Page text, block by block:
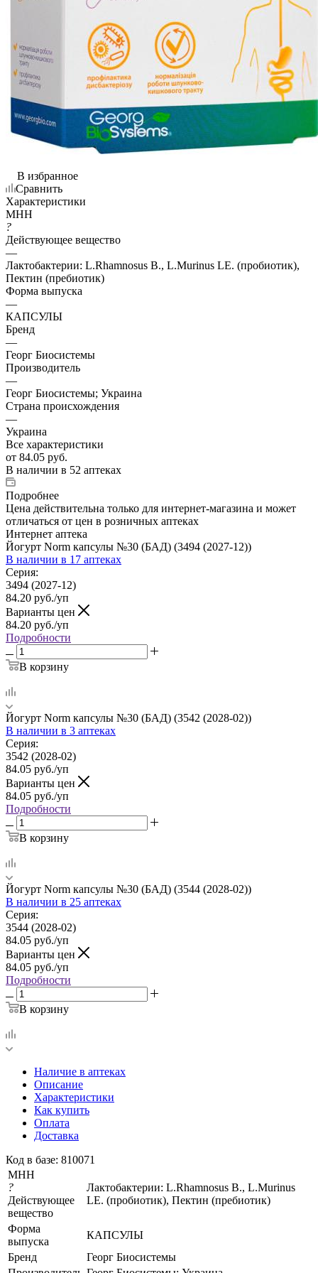
В избранное
Сравнить
Характеристики
МНН
?
Действующее вещество
—
Лактобактерии: L.Rhamnosus B., L.Murinus LE. (пробиотик),
Пектин (пребиотик)
Форма выпуска
—
КАПСУЛЫ
Бренд
—
Георг Биосистемы
Производитель
—
Георг Биосистемы; Украина
Страна происхождения
—
Украина
Все характеристики
от 84.05 руб.
В наличии в 52 аптеках
Подробнее
Цена действительна только для интернет-магазина и может
отличаться от цен в розничных аптеках
Интернет аптека
Йогурт Norm капсулы №30 (БАД) (3494 (2027-12))
В наличии в 17 аптеках
Серия:
3494 (2027-12)
84.20 руб./уп
Варианты цен
84.20 руб./уп
Подробности
В корзину
Йогурт Norm капсулы №30 (БАД) (3542 (2028-02))
В наличии в 3 аптеках
Серия:
3542 (2028-02)
84.05 руб./уп
Варианты цен
84.05 руб./уп
Подробности
В корзину
Йогурт Norm капсулы №30 (БАД) (3544 (2028-02))
В наличии в 25 аптеках
Серия:
3544 (2028-02)
84.05 руб./уп
Варианты цен
84.05 руб./уп
Подробности
В корзину
Наличие в аптеках
Описание
Характеристики
Как купить
Оплата
Доставка
Код в базе: 810071
МНН
?
Действующее
вещество
Лактобактерии: L.Rhamnosus B., L.Murinus
LE. (пробиотик), Пектин (пребиотик)
Форма
выпуска
КАПСУЛЫ
Бренд
Георг Биосистемы